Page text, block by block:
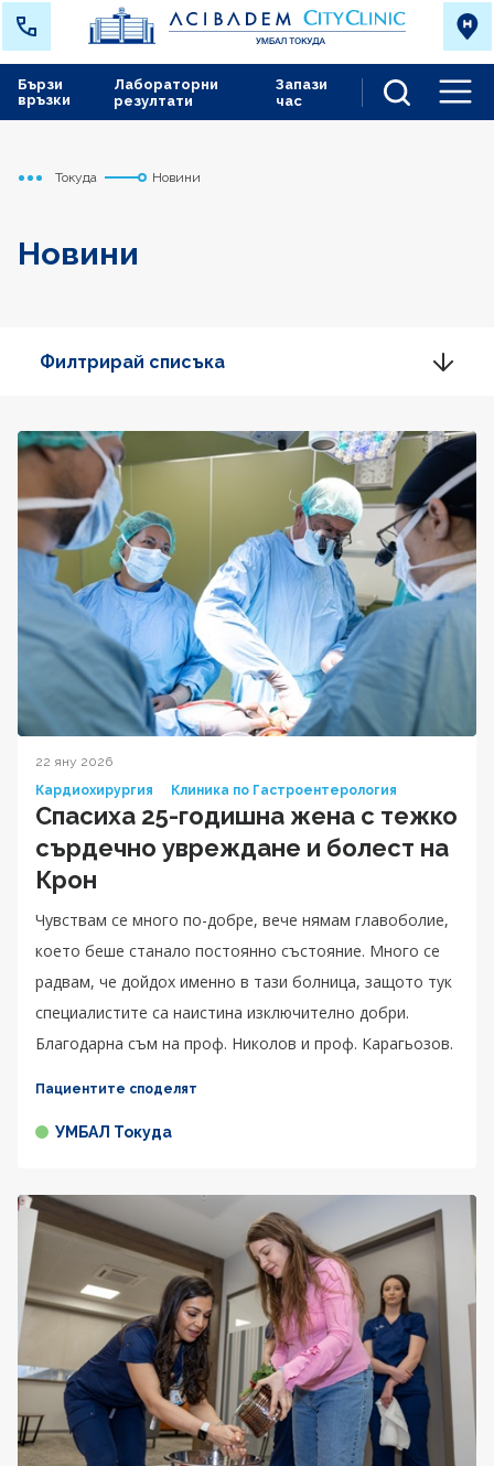
Лабораторни
резултати
Запази
час
Бързи
връзки
Начало
Токуда Новини
Новини
Филтрирай списъка
22 яну 2026
Кардиохирургия
Клиника по Гастроентерология
Спасиха 25-годишна жена с тежко
сърдечно увреждане и болест на
Крон
Чувствам се много по-добре, вече нямам главоболие,
което беше станало постоянно състояние. Много се
радвам, че дойдох именно в тази болница, защото тук
специалистите са наистина изключително добри.
Благодарна съм на проф. Николов и проф. Карагьозов.
Пациентите споделят
УМБАЛ Токуда